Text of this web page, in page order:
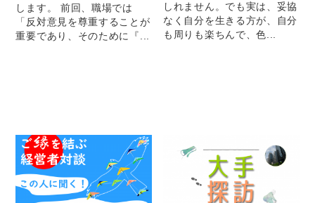
します。 前回、職場では
「反対意見を尊重することが
重要であり、そのために『...
しれません。でも実は、妥協
なく自分を生きる方が、自分
も周りも楽ちんで、色...